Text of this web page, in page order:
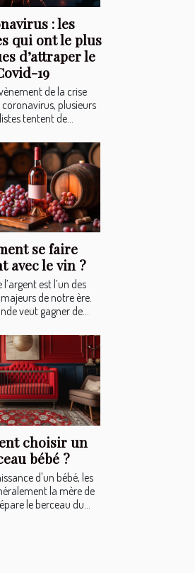
: les
qui ont le plus
d’attraper le
19
de la crise
plusieurs
tentent de...
se faire
avec le vin ?
est l’un des
de notre ère.
veut gagner de...
choisir un
bébé ?
d'un bébé, les
la mère de
le berceau du...